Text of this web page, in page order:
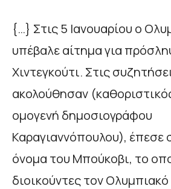
{…} Στις 5 Ιανουαρίου ο
υπέβαλε αίτηµα για
Χιντεγκούτι. Στις
ακολούθησαν
οµογενή δηµοσιογράφου
Καραγιαννόπουλου), έπεσε
όνοµα του Μπούκοβι, το
διοικούντες τον